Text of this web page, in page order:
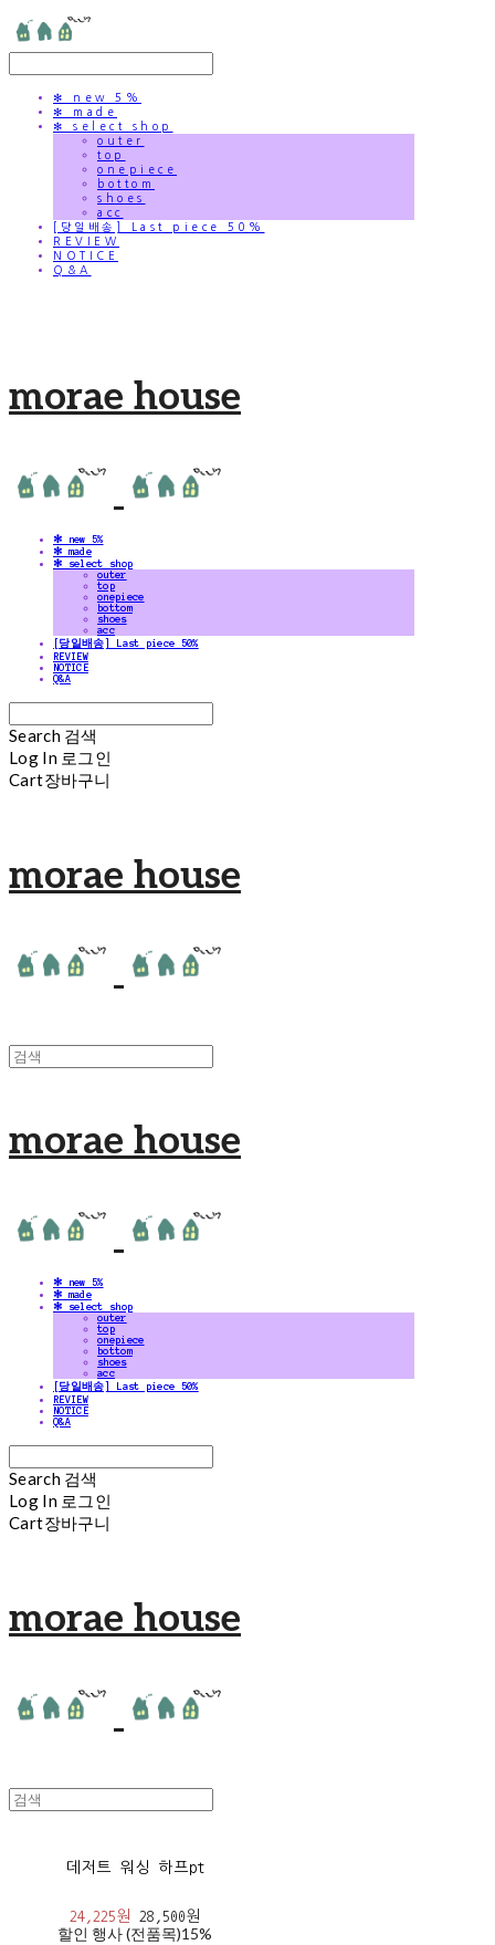
✻ new 5%
✻ made
✻ select shop
outer
top
onepiece
bottom
shoes
acc
[당일배송] Last piece 50%
REVIEW
NOTICE
Q&A
morae house
✻ new 5%
✻ made
✻ select shop
outer
top
onepiece
bottom
shoes
acc
[당일배송] Last piece 50%
REVIEW
NOTICE
Q&A
Search 검색
Log In 로그인
Cart장바구니
morae house
morae house
✻ new 5%
✻ made
✻ select shop
outer
top
onepiece
bottom
shoes
acc
[당일배송] Last piece 50%
REVIEW
NOTICE
Q&A
Search 검색
Log In 로그인
Cart장바구니
morae house
데저트 워싱 하프pt
24,225원 28,500원
할인 행사 (전품목)15%